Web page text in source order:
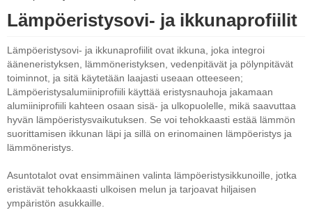
Lämpöeristysovi- ja ikkunaprofiilit
Lämpöeristysovi- ja ikkunaprofiilit ovat ikkuna, joka integroi
ääneneristyksen, lämmöneristyksen, vedenpitävät ja pölynpitävät
toiminnot, ja sitä käytetään laajasti useaan otteeseen;
Lämpöeristysalumiiniprofiili käyttää eristysnauhoja jakamaan
alumiiniprofiili kahteen osaan sisä- ja ulkopuolelle, mikä saavuttaa
hyvän lämpöeristysvaikutuksen. Se voi tehokkaasti estää lämmön
suorittamisen ikkunan läpi ja sillä on erinomainen lämpöeristys ja
lämmöneristys.
Asuntotalot ovat ensimmäinen valinta lämpöeristysikkunoille, jotka
eristävät tehokkaasti ulkoisen melun ja tarjoavat hiljaisen
ympäristön asukkaille.